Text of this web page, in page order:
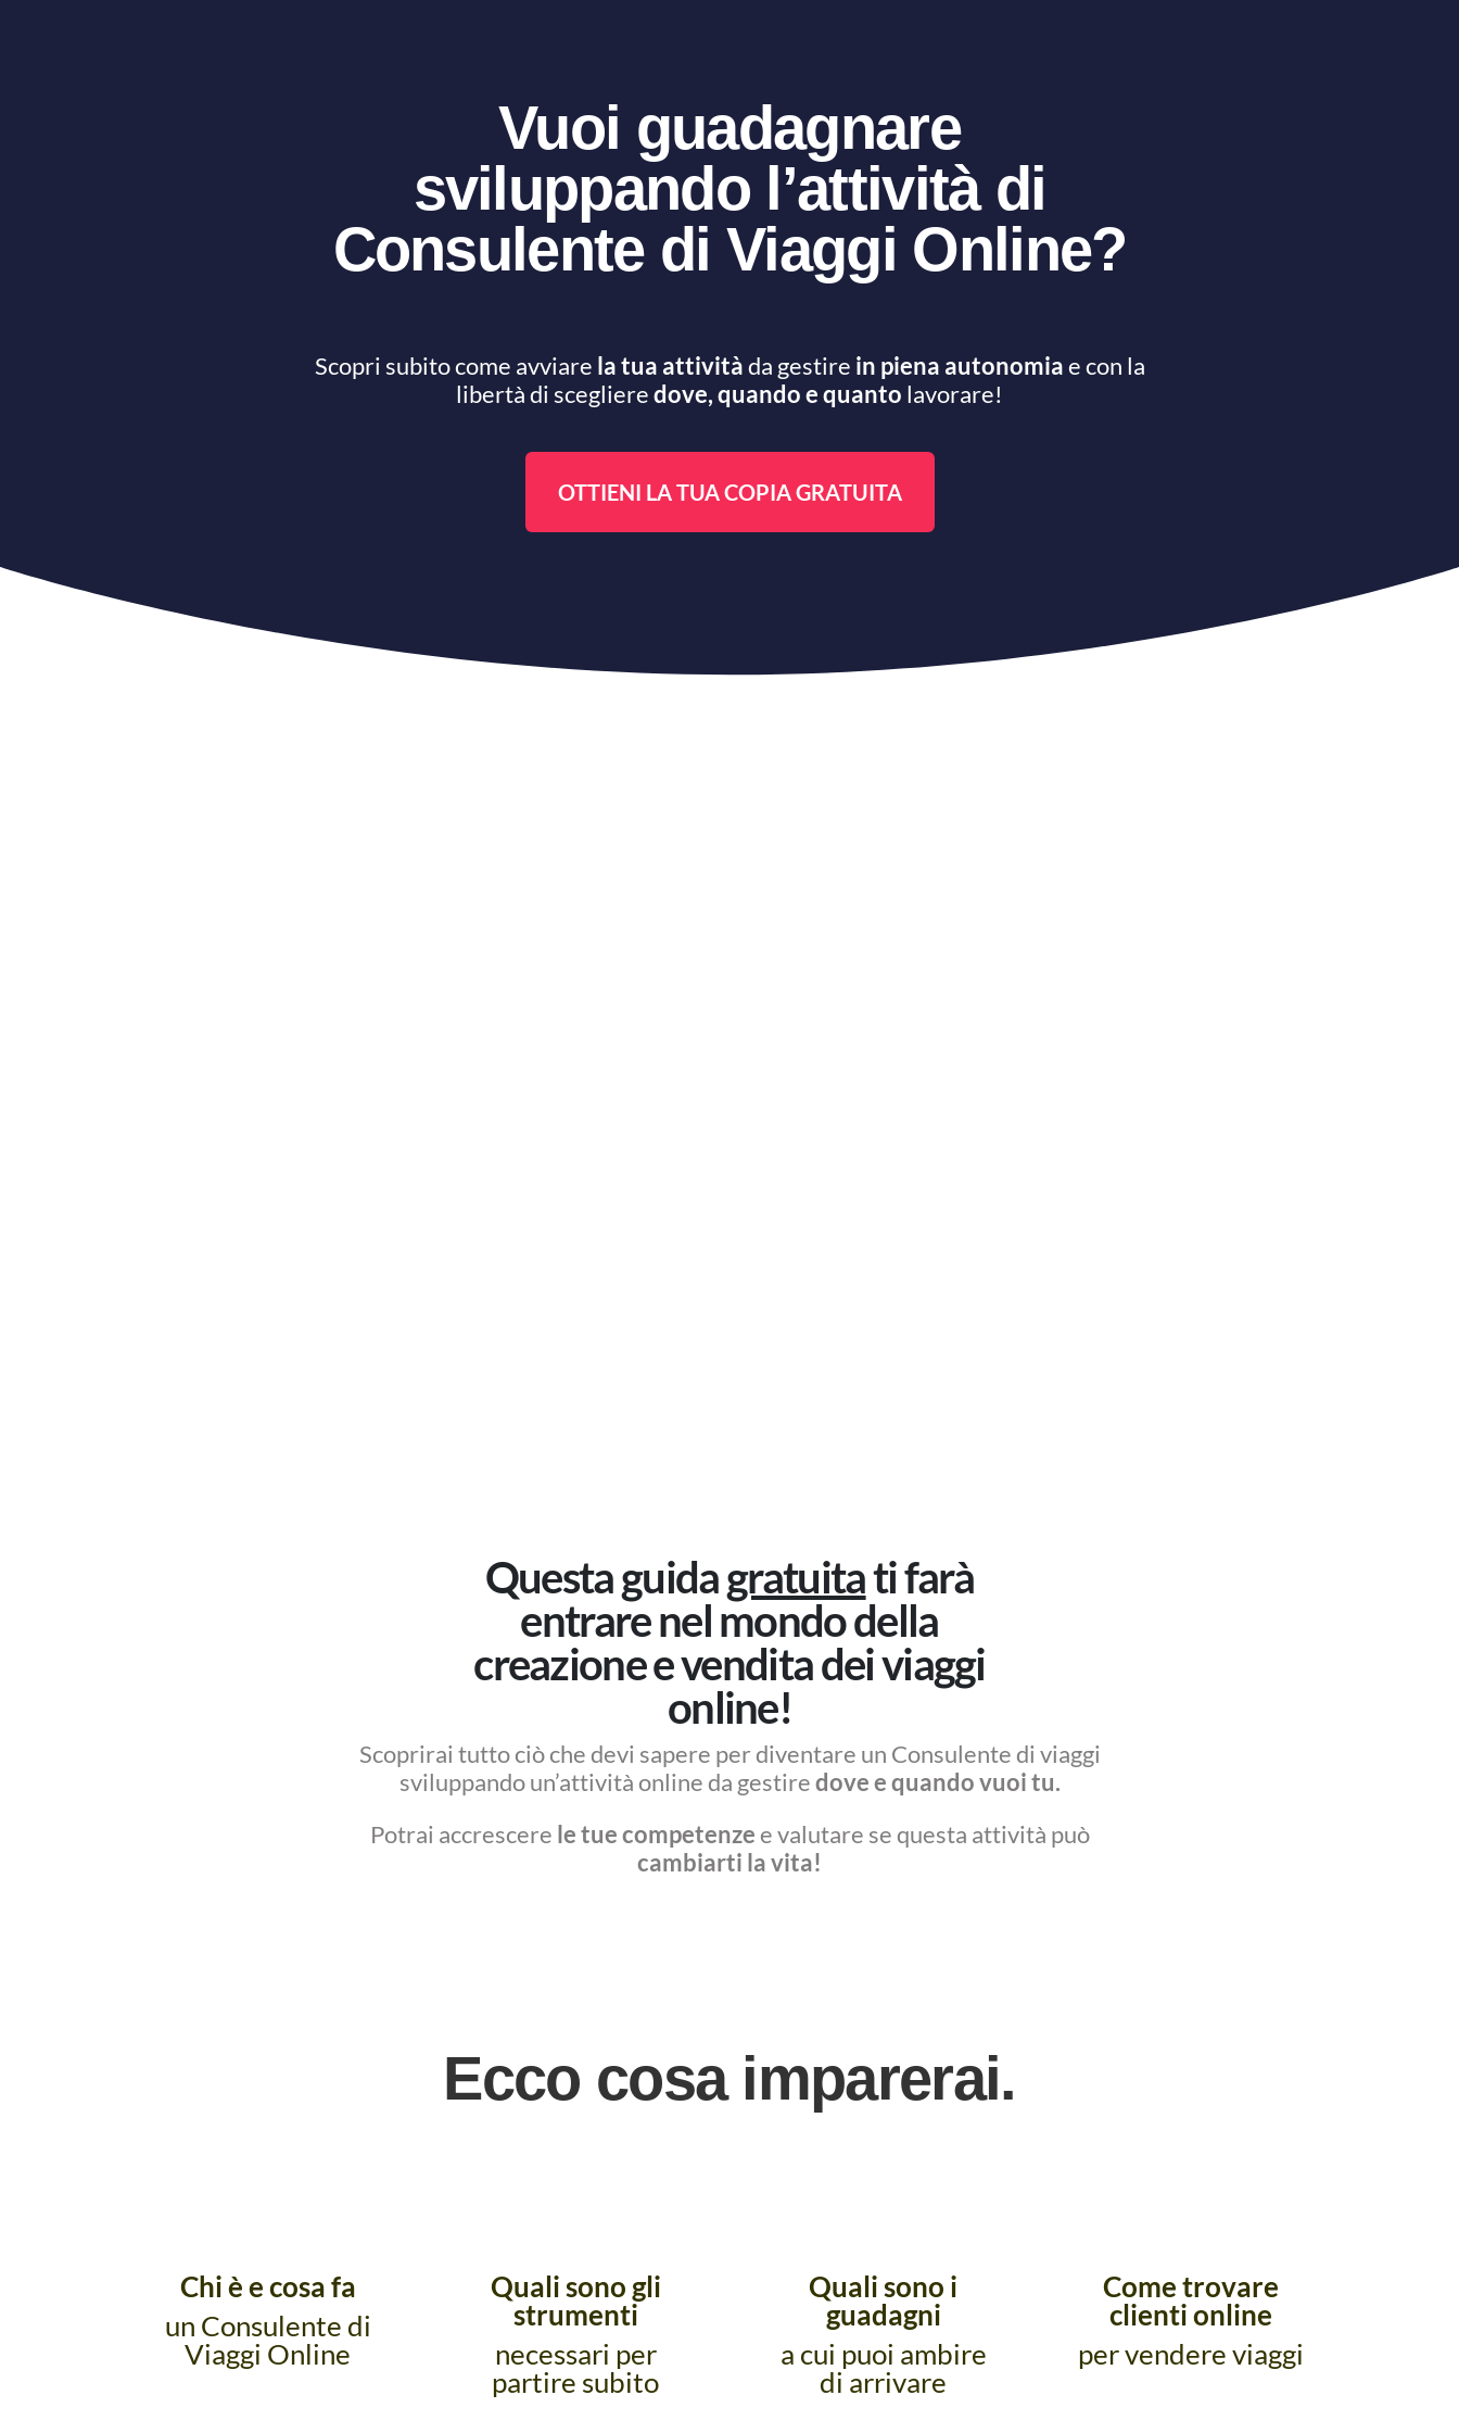
Vuoi guadagnare
sviluppando l’attività di
Consulente di Viaggi Online?
Scopri subito come avviare la tua attivitàda gestire in piena autonomiae con la
libertà di sceglieredove, quando e quanto lavorare!
OTTIENI LA TUA COPIA GRATUITA
Questa guidagratuitati farà
entrare nel mondo della
creazione e vendita dei viaggi
online!
Scoprirai tutto ciò che devi sapere per diventare un Consulente di viaggi
sviluppando un’attività online da gestiredove e quando vuoi tu.
Potrai accrescere le tue competenze e valutare se questa attività può
cambiarti la vita!
Ecco cosa imparerai.
Chi è e cosa fa
un Consulente di
Viaggi Online
Quali sono gli
strumenti
necessari per
partire subito
Quali sono i
guadagni
a cui puoi ambire
di arrivare
Come trovare
clienti online
per vendere viaggi